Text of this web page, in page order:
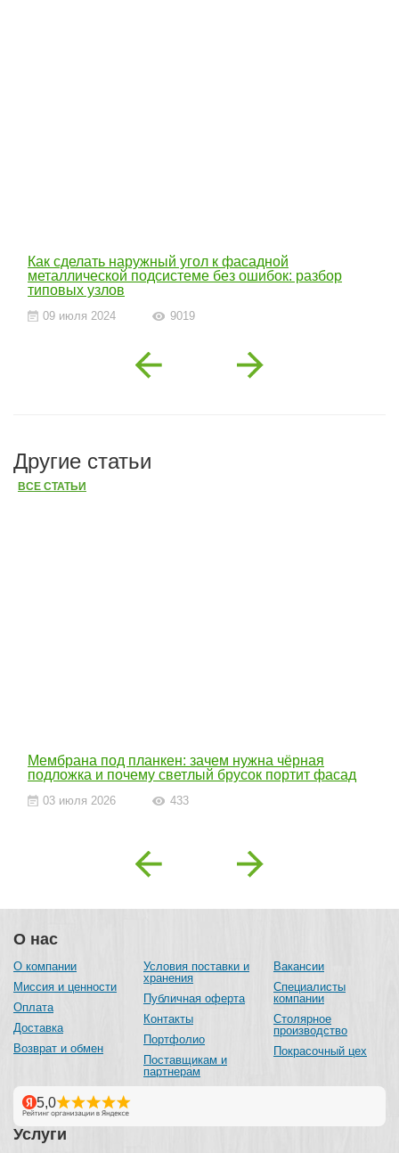
Как сделать наружный угол к фасадной
металлической подсистеме без ошибок: разбор
типовых узлов
09 июля 2024 9019
Previous Next
Другие статьи
ВСЕ СТАТЬИ
Мембрана под планкен: зачем нужна чёрная
подложка и почему светлый брусок портит фасад
03 июля 2026 433
Previous Next
О нас
О компании
Миссия и ценности
Оплата
Доставка
Возврат и обмен
Условия поставки и
хранения
Публичная оферта
Контакты
Портфолио
Поставщикам и
партнерам
Вакансии
Специалисты
компании
Столярное
производство
Покрасочный цех
Услуги